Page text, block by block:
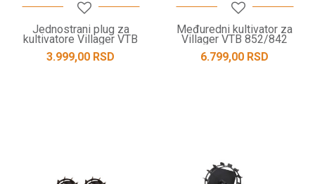
Jednostrani plug za
kultivatore Villager VTB
8511 B / VTB 8511 V
3.999,00 RSD
Međuredni kultivator za
Villager VTB 852/842
6.799,00 RSD